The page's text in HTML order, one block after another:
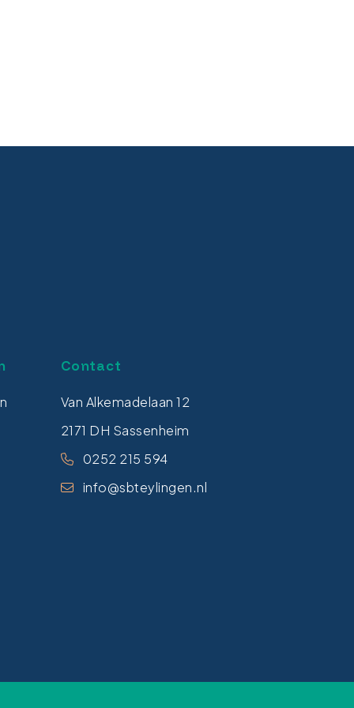
Contact
Van Alkemadelaan 12
2171 DH Sassenheim
0252 215 594
info@sbteylingen.nl